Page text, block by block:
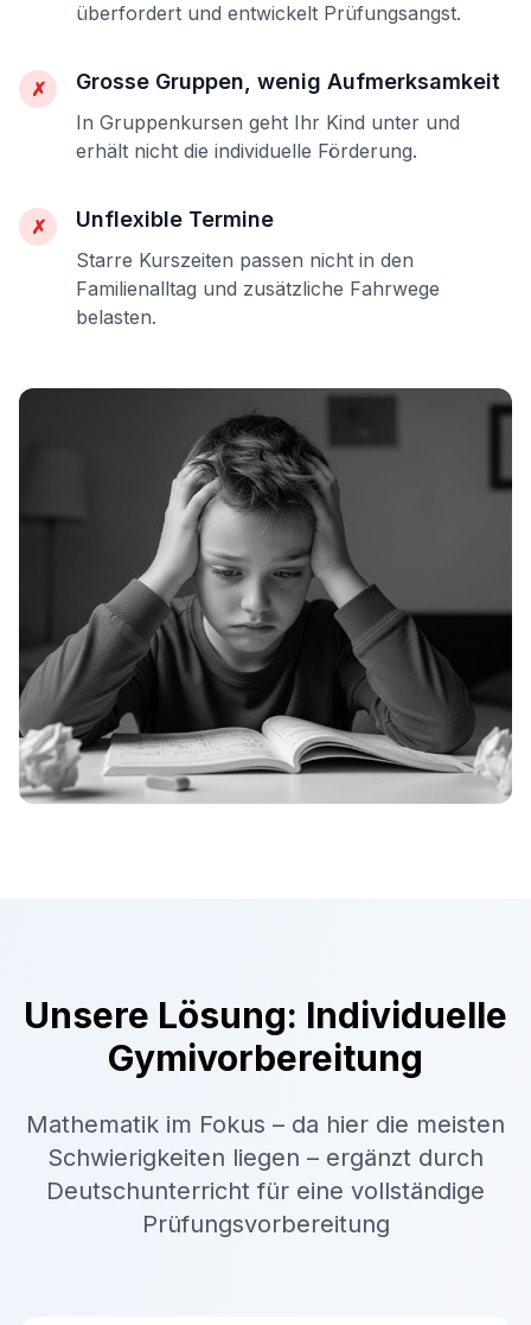
überfordert und entwickelt Prüfungsangst.
✗ Grosse Gruppen, wenig Aufmerksamkeit
In Gruppenkursen geht Ihr Kind unter und
erhält nicht die individuelle Förderung.
✗ Unflexible Termine
Starre Kurszeiten passen nicht in den
Familienalltag und zusätzliche Fahrwege
belasten.
Unsere Lösung: Individuelle
Gymivorbereitung
Mathematik im Fokus – da hier die meisten
Schwierigkeiten liegen – ergänzt durch
Deutschunterricht für eine vollständige
Prüfungsvorbereitung